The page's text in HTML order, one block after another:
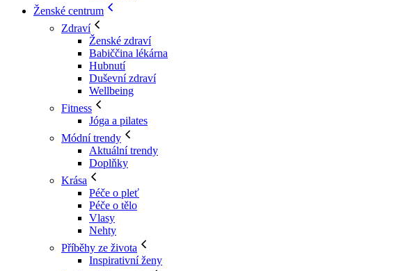
Ženské centrum
Zdraví
Ženské zdraví
Babiččina lékárna
Hubnutí
Duševní zdraví
Wellbeing
Fitness
Jóga a pilates
Módní trendy
Aktuální trendy
Doplňky
Krása
Péče o pleť
Péče o tělo
Vlasy
Nehty
Příběhy ze života
Inspirativní ženy